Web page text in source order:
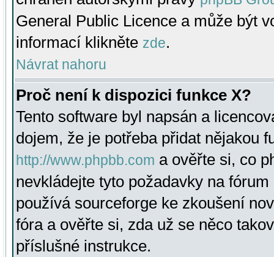
General Public Licence a může být
informací klikněte zde.
Návrat nahoru
Proč není k dispozici funkce X?
Tento software byl napsán a
dojem, že je potřeba přidat nějakou
http://www.phpbb.com a ověřte si, co
nevkládejte tyto požadavky na
používá sourceforge ke zkoušení
fóra a ověřte si, zda už se něco
příslušné instrukce.